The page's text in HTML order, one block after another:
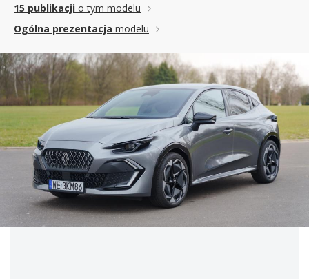
15 publikacji o tym modelu
Ogólna prezentacja modelu